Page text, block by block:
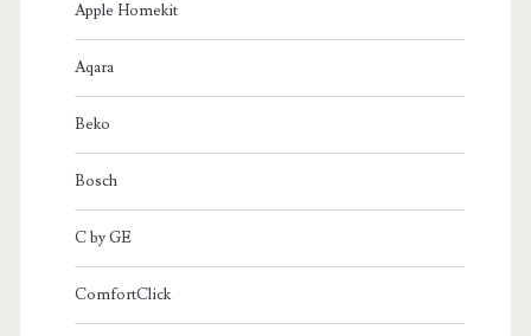
Apple Homekit
Aqara
Beko
Bosch
C by GE
ComfortClick